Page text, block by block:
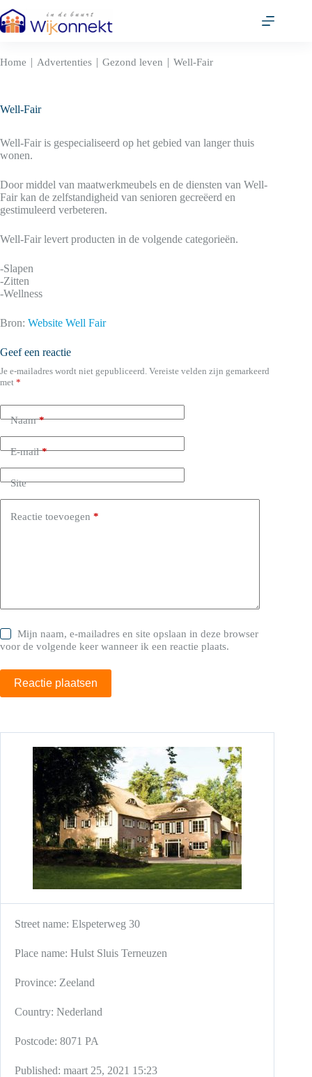
naar
de
Home | Advertenties | Gezond leven | Well-Fair
Well-Fair
Well-Fair is gespecialiseerd op het gebied van langer thuis
wonen.
Door middel van maatwerkmeubels en de diensten van Well-
Fair kan de zelfstandigheid van senioren gecreëerd en
gestimuleerd verbeteren.
Well-Fair levert producten in de volgende categorieën.
-Slapen
-Zitten
-Wellness
Bron: Website Well Fair
Geef een reactie
Je e-mailadres wordt niet gepubliceerd. Vereiste velden zijn gemarkeerd
met *
Naam*
E-mail*
Site
Reactie toevoegen *
Mijn naam, e-mailadres en site opslaan in deze browser
voor de volgende keer wanneer ik een reactie plaats.
Reactie plaatsen
Street name: Elspeterweg 30
Place name: Hulst Sluis Terneuzen
Province: Zeeland
Country: Nederland
Postcode: 8071 PA
Published: maart 25, 2021 15:23